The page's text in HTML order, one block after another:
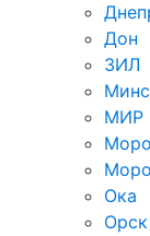
Дон
ЗИЛ
МИР
Ока
Орск